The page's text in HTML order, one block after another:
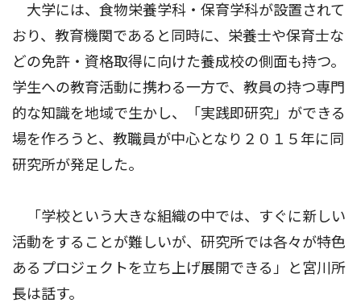
大学には、食物栄養学科・保育学科が設置されて
おり、教育機関であると同時に、栄養士や保育士な
どの免許・資格取得に向けた養成校の側面も持つ。
学生への教育活動に携わる一方で、教員の持つ専門
的な知識を地域で生かし、「実践即研究」ができる
場を作ろうと、教職員が中心となり２０１５年に同
研究所が発足した。
「学校という大きな組織の中では、すぐに新しい
活動をすることが難しいが、研究所では各々が特色
あるプロジェクトを立ち上げ展開できる」と宮川所
長は話す。